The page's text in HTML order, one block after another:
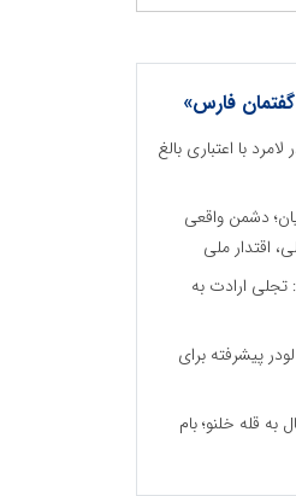
گفتمان فارس»
عمرانی در لامرد با اعتباری بالغ
دشمن واقعی
اقتدار ملی
تجلی ارادت به
پیشرفته برای
قله خلنو؛ بام